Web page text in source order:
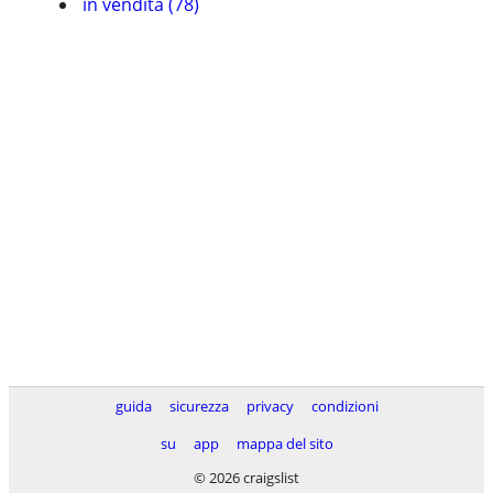
guida sicurezza privacy
condizioni
su
app
mappa del sito
© 2026 craigslist